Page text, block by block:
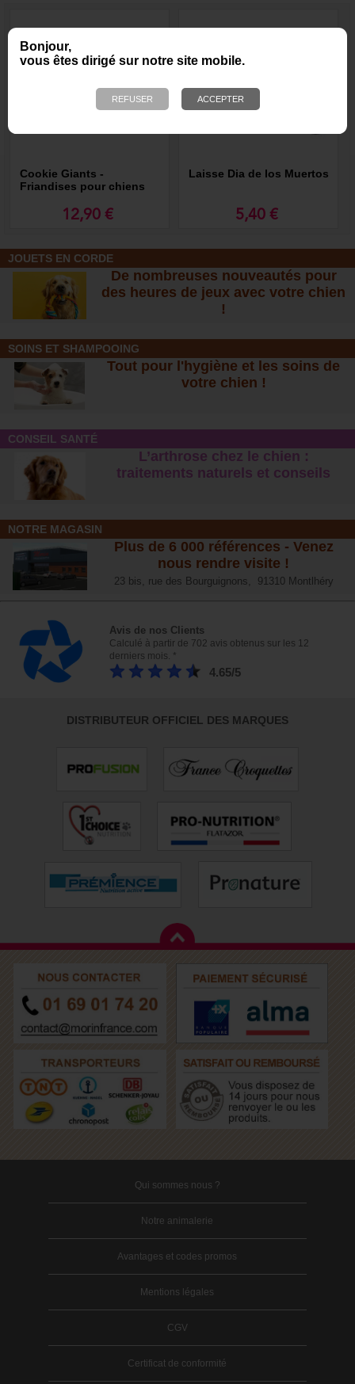
Bonjour,
vous êtes dirigé sur notre site mobile.
Cookie Giants -
Friandises pour chiens
12,90 €
Laisse Dia de los Muertos
5,40 €
JOUETS EN CORDE
De nombreuses nouveautés pour
des heures de jeux avec votre chien
!
SOINS ET SHAMPOOING
Tout pour l'hygiène et les soins de
votre chien !
CONSEIL SANTÉ
L’arthrose chez le chien :
traitements naturels et conseil s
NOTRE MAGASIN
Plus de 6 000 références - Venez
nous rendre visite !
23 bis, rue des Bourguignons, 91310 Montlhéry
Avis de nos Clients
Calculé à partir de 702 avis obtenus sur les 12
derniers mois. *
4.65/5
DISTRIBUTEUR OFFICIEL DES MARQUES
Qui sommes nous ?
Notre animalerie
Avantages et codes promos
Mentions légales
CGV
Certificat de conformité